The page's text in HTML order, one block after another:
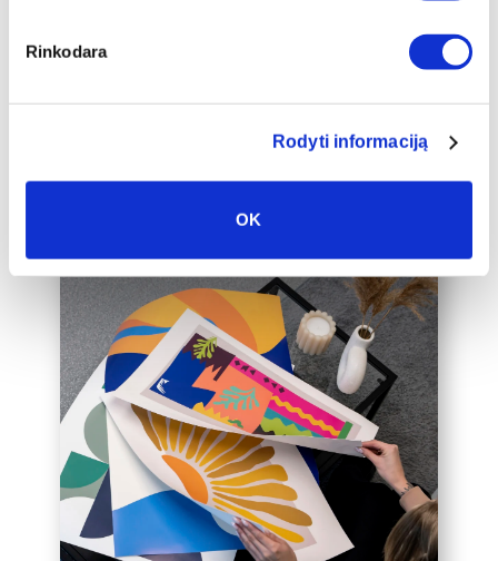
Rinkodara
Rodyti informaciją
OK
interjero akcentu.
mumis el. paštu labas@drobiunamai.lt